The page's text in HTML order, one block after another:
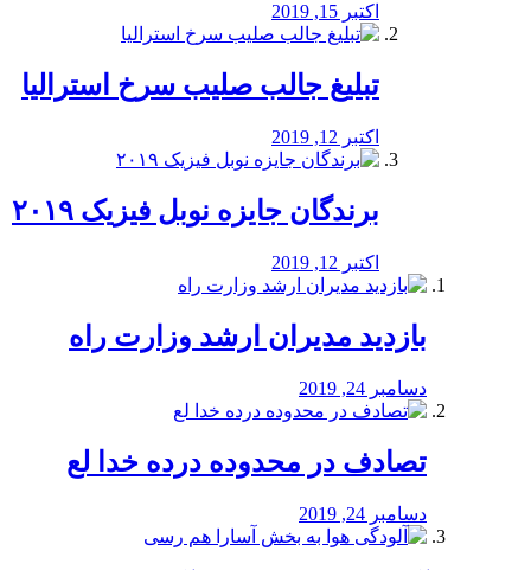
اکتبر 15, 2019
تبلیغ جالب صلیب سرخ استرالیا
اکتبر 12, 2019
برندگان جایزه نوبل فیزیک ۲۰۱۹
اکتبر 12, 2019
بازدید مدیران ارشد وزارت راه
دسامبر 24, 2019
تصادف در محدوده درده خدا لع
دسامبر 24, 2019